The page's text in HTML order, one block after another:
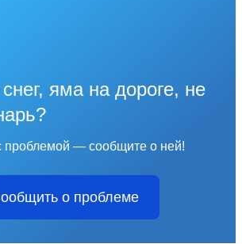
яма на дороге, не
проблемой — сообщите о ней!
о проблеме